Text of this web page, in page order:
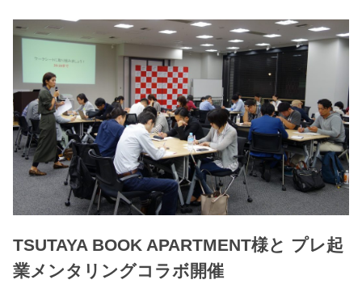
TSUTAYA BOOK APARTMENT様と プレ起
業メンタリングコラボ開催